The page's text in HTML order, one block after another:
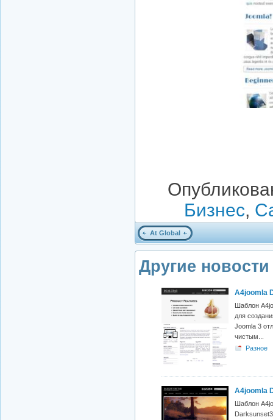
Бизнес,
At Global
Другие
A4joomla
Шаблон
для
Joomla 3
чистым...
Разное
A4joomla
Шаблон